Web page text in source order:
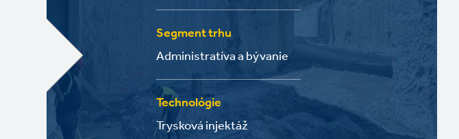
Segment trhu
Administratíva a bývanie
Technológie
Trysková injektáž